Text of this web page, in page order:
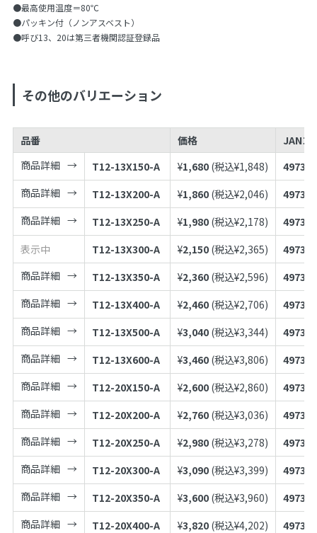
●最高使用温度＝80℃
●パッキン付（ノンアスベスト）
●呼び13、20は第三者機関認証登録品
その他のバリエーション
品番 価格
JANコ
商品詳細
T12-13X150-A ¥1,680 (税込¥1,848)
商品詳細
T12-13X200-A ¥1,860 (税込¥2,046)
商品詳細
T12-13X250-A ¥1,980 (税込¥2,178)
表示中
T12-13X300-A ¥2,150 (税込¥2,365)
商品詳細
T12-13X350-A ¥2,360 (税込¥2,596)
商品詳細
T12-13X400-A ¥2,460 (税込¥2,706)
商品詳細
T12-13X500-A ¥3,040 (税込¥3,344)
商品詳細
T12-13X600-A ¥3,460 (税込¥3,806)
商品詳細
T12-20X150-A ¥2,600 (税込¥2,860)
商品詳細
T12-20X200-A ¥2,760 (税込¥3,036)
商品詳細
T12-20X250-A ¥2,980 (税込¥3,278)
商品詳細
T12-20X300-A ¥3,090 (税込¥3,399)
商品詳細
T12-20X350-A ¥3,600 (税込¥3,960)
商品詳細
T12-20X400-A ¥3,820 (税込¥4,202)